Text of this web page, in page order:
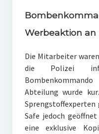
Werbeaktion an
Die Mitarbeiter
die Polizei
Abteilung wurde
Safe jedoch
eine exklusive